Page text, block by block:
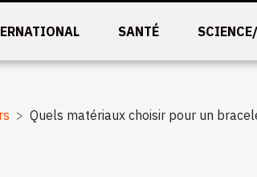
SANTÉ
Quels matériaux choisir pour un